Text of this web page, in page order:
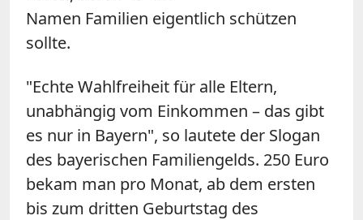
Namen Familien eigentlich schützen
sollte.
"Echte Wahlfreiheit für alle Eltern,
unabhängig vom Einkommen – das gibt
es nur in Bayern", so lautete der Slogan
des bayerischen Familiengelds. 250 Euro
bekam man pro Monat, ab dem ersten
bis zum dritten Geburtstag des